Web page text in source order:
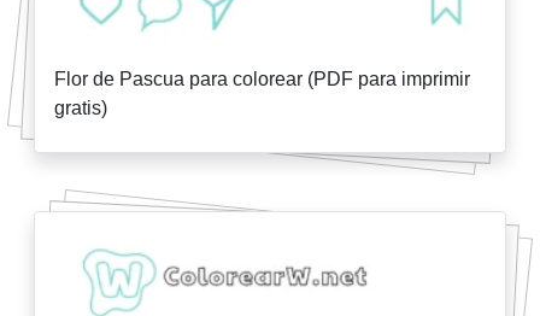
Flor de Pascua para colorear (PDF para imprimir
gratis)